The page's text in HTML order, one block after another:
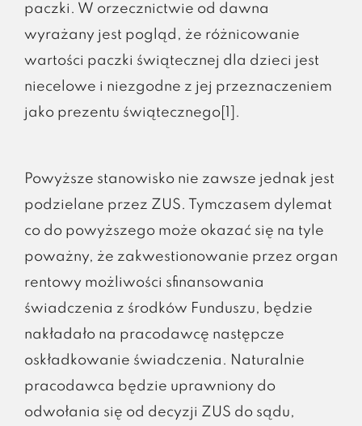
paczki. W orzecznictwie od dawna
wyrażany jest pogląd, że różnicowanie
wartości paczki świątecznej dla dzieci jest
niecelowe i niezgodne z jej przeznaczeniem
jako prezentu świątecznego[1].
Powyższe stanowisko nie zawsze jednak jest
podzielane przez ZUS. Tymczasem dylemat
co do powyższego może okazać się na tyle
poważny, że zakwestionowanie przez organ
rentowy możliwości sfinansowania
świadczenia z środków Funduszu, będzie
nakładało na pracodawcę następcze
oskładkowanie świadczenia. Naturalnie
pracodawca będzie uprawniony do
odwołania się od decyzji ZUS do sądu,